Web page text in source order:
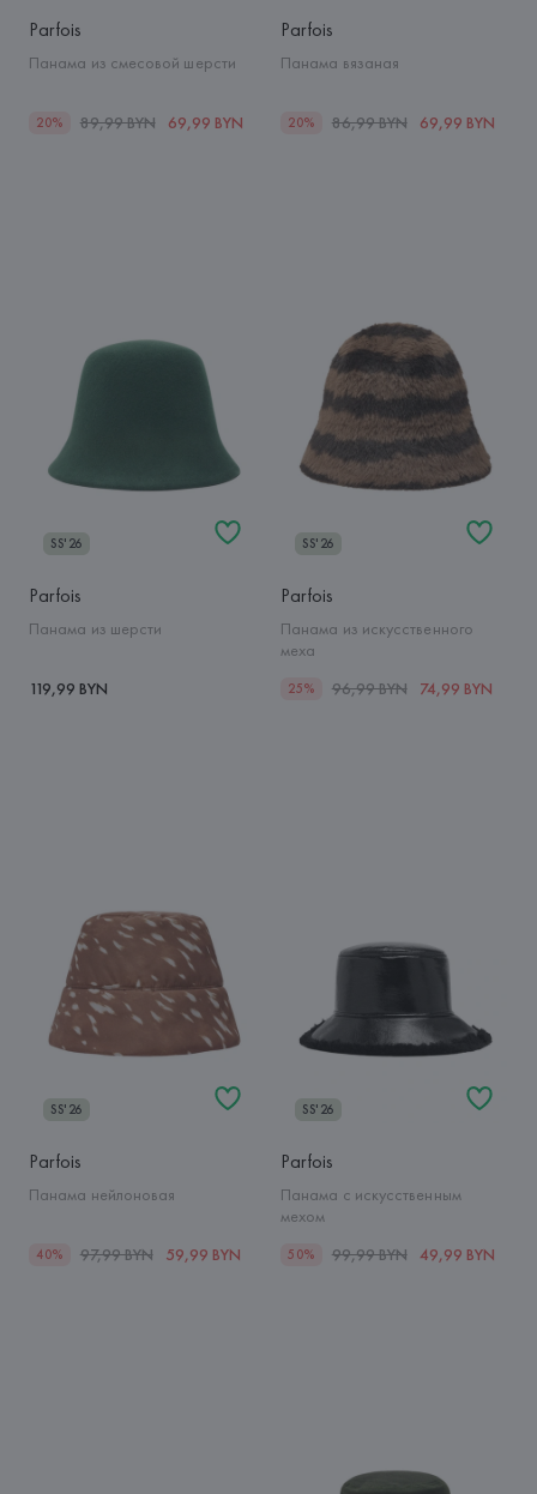
Parfois
Панама из смесовой шерсти
20% 89,99 BYN 69,99 BYN
Parfois
Панама вязаная
20% 86,99 BYN 69,99 BYN
SS'26
Parfois
Панама из шерсти
119,99 BYN
SS'26
Parfois
Панама из искусственного
меха
25% 96,99 BYN 74,99 BYN
SS'26
Parfois
Панама нейлоновая
40% 97,99 BYN 59,99 BYN
SS'26
Parfois
Панама с искусственным
мехом
50% 99,99 BYN 49,99 BYN